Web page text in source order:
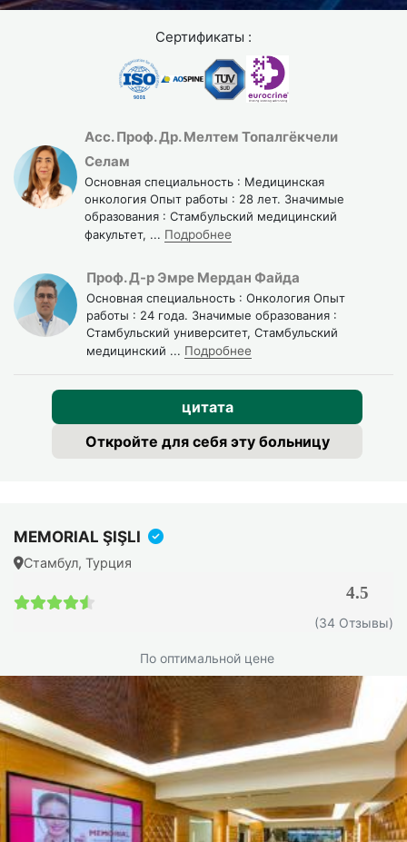
Сертификаты :
Асс. Проф. Др. Мелтем Топалгёкчели
Селам
Основная специальность : Медицинская
онкология Опыт работы : 28 лет. Значимые
образования : Стамбульский медицинский
факультет, ... Подробнее
Проф. Д-р Эмре Мердан Файда
Основная специальность : Онкология Опыт
работы : 24 года. Значимые образования :
Стамбульский университет, Стамбульский
медицинский ... Подробнее
цитата
Откройте для себя эту больницу
MEMORIAL ŞIŞLI
Стамбул, Турция
4.5
(34 Отзывы)
По оптимальной цене